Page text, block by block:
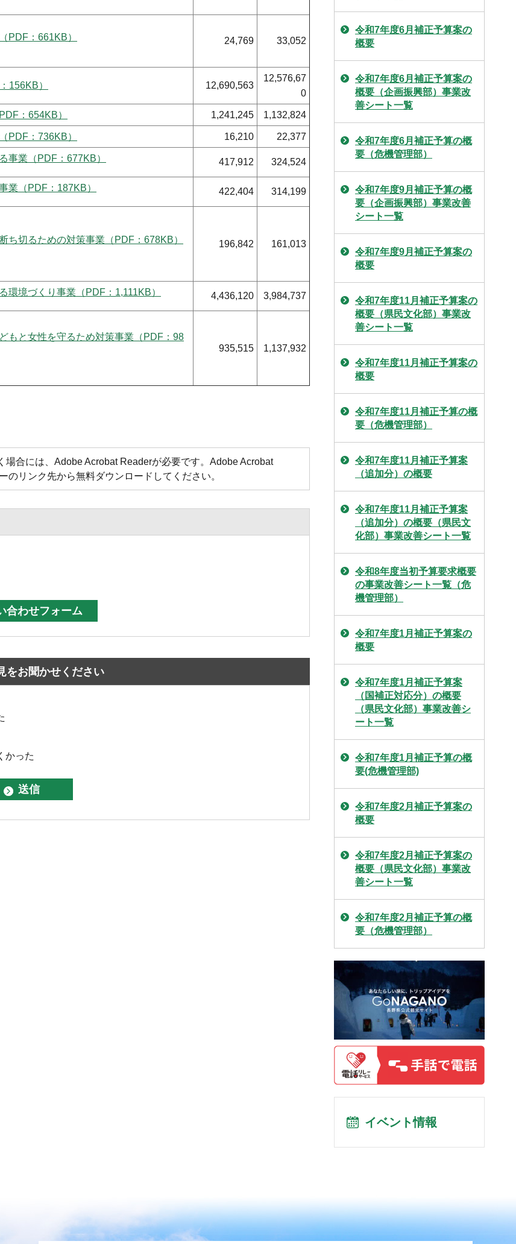
PDF：661KB） 24,769 33,052
156KB） 12,690,563
12,576,67
0
：654KB） 1,241,245 1,132,824
PDF：736KB） 16,210 22,377
事業（PDF：677KB） 417,912 324,524
業（PDF：187KB） 422,404 314,199
ち切るための対策事業（PDF：678KB） 196,842 161,013
環境づくり事業（PDF：1,111KB） 4,436,120 3,984,737
もと女性を守るため対策事業（PDF：98
935,515 1,137,932
場合には、Adobe Acrobat Readerが必要です。Adobe Acrobat
のリンク先から無料ダウンロードしてください。
をお聞かせください
かった
令和7年度6月補正予算案の
概要
令和7年度6月補正予算案の
概要（企画振興部）事業改
善シート一覧
令和7年度6月補正予算の概
要（危機管理部）
令和7年度9月補正予算の概
要（企画振興部）事業改善
シート一覧
令和7年度9月補正予算案の
概要
令和7年度11月補正予算案の
概要（県民文化部）事業改
善シート一覧
令和7年度11月補正予算案の
概要
令和7年度11月補正予算の概
要（危機管理部）
令和7年度11月補正予算案
（追加分）の概要
令和7年度11月補正予算案
（追加分）の概要（県民文
化部）事業改善シート一覧
令和8年度当初予算要求概要
の事業改善シート一覧（危
機管理部）
令和7年度1月補正予算案の
概要
令和7年度1月補正予算案
（国補正対応分）の概要
（県民文化部）事業改善シ
ート一覧
令和7年度1月補正予算の概
要(危機管理部)
令和7年度2月補正予算案の
概要
令和7年度2月補正予算案の
概要（県民文化部）事業改
善シート一覧
令和7年度2月補正予算の概
要（危機管理部）
イベント情報